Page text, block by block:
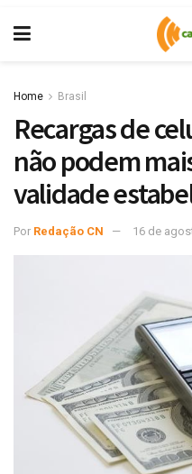
Home Brasil
Recargas de
não podem
validade
Por Redação CN 16 de